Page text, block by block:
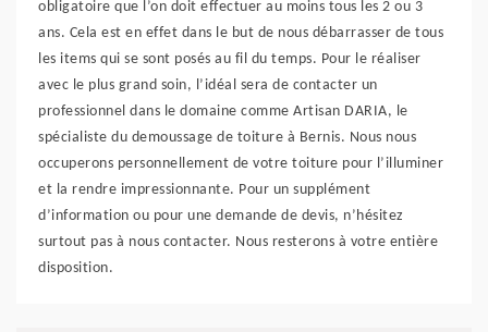
obligatoire que l’on doit effectuer au moins tous les 2 ou 3
ans. Cela est en effet dans le but de nous débarrasser de tous
les items qui se sont posés au fil du temps. Pour le réaliser
avec le plus grand soin, l’idéal sera de contacter un
professionnel dans le domaine comme Artisan DARIA, le
spécialiste du demoussage de toiture à Bernis. Nous nous
occuperons personnellement de votre toiture pour l’illuminer
et la rendre impressionnante. Pour un supplément
d’information ou pour une demande de devis, n’hésitez
surtout pas à nous contacter. Nous resterons à votre entière
disposition.